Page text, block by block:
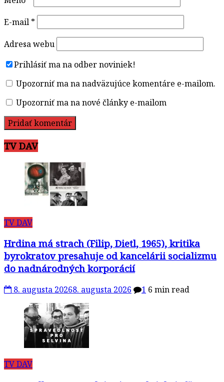
E-mail *
Adresa webu
Prihlásiť ma na odber noviniek!
Upozorniť ma na nadväzujúce komentáre e-mailom.
Upozorniť ma na nové články e-mailom
TV DAV
TV DAV
Hrdina má strach (Filip, Dietl, 1965), kritika
byrokratov presahuje od kancelárii socializmu
do nadnárodných korporácií
8. augusta 20268. augusta 2026 1 6 min read
TV DAV